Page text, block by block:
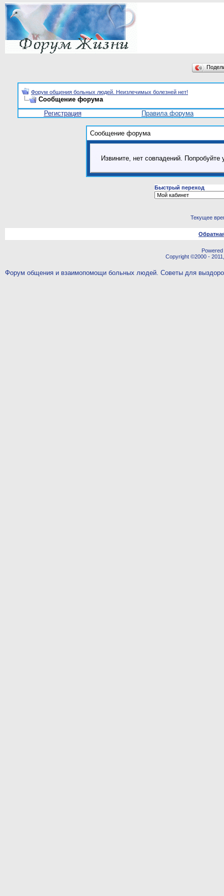
Форум общения больных людей. Неизлечимых болезней нет!
Сообщение форума
Регистрация
Правила форума
Сообщение форума
Извините, нет совпадений.
Быстрый переход
Текущее
Copyright ©2000 -
Форум общения и взаимопомощи больных людей. Советы для